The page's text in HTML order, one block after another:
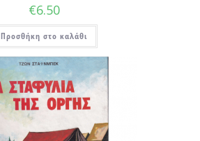
€6.50
Προσθήκη στο καλάθι